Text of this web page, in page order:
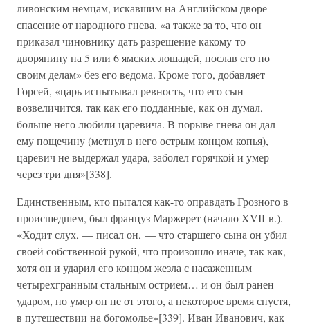
ливонским немцам, искавшим на Английском дворе
спасение от народного гнева, «а также за то, что он
приказал чиновнику дать разрешение какому-то
дворянину на 5 или 6 ямских лошадей, послав его по
своим делам» без его ведома. Кроме того, добавляет
Горсей, «царь испытывал ревность, что его сын
возвеличится, так как его подданные, как он думал,
больше него любили царевича. В порыве гнева он дал
ему пощечину (метнул в него острым концом копья),
царевич не выдержал удара, заболел горячкой и умер
через три дня»[338].
Единственным, кто пытался как-то оправдать Грозного в
происшедшем, был француз Маржерет (начало XVII в.).
«Ходит слух, — писал он, — что старшего сына он убил
своей собственной рукой, что произошло иначе, так как,
хотя он и ударил его концом жезла с насаженным
четырехгранным стальным острием… и он был ранен
ударом, но умер он не от этого, а некоторое время спустя,
в путешествии на богомолье»[339]. Иван Иванович, как